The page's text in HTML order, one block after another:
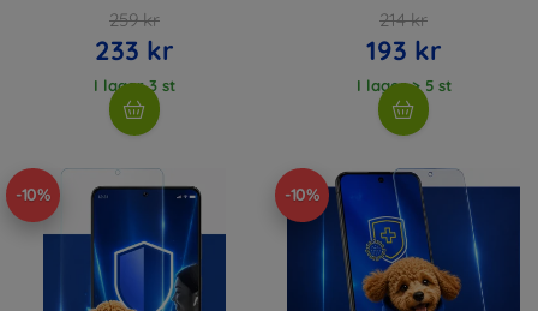
259 kr
233 kr
I lager 3 st
214 kr
193 kr
I lager > 5 st
-10% -10%